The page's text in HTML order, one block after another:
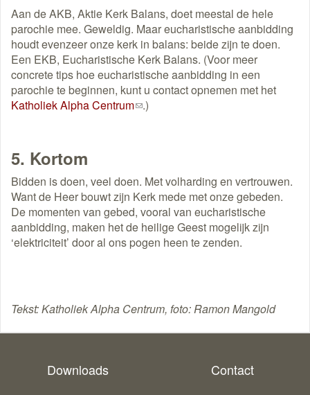
Aan de AKB, Aktie Kerk Balans, doet meestal de hele
parochie mee. Geweldig. Maar eucharistische aanbidding
houdt evenzeer onze kerk in balans: beide zijn te doen.
Een EKB, Eucharistische Kerk Balans. (Voor meer
concrete tips hoe eucharistische aanbidding in een
parochie te beginnen, kunt u contact opnemen met het
Katholiek Alpha Centrum(link
.)
5. Kortom
Bidden is doen, veel doen. Met volharding en vertrouwen.
Want de Heer bouwt zijn Kerk mede met onze gebeden.
De momenten van gebed, vooral van eucharistische
aanbidding, maken het de heilige Geest mogelijk zijn
‘elektriciteit’ door al ons pogen heen te zenden.
Tekst: Katholiek Alpha Centrum, foto: Ramon Mangold
Downloads Contact